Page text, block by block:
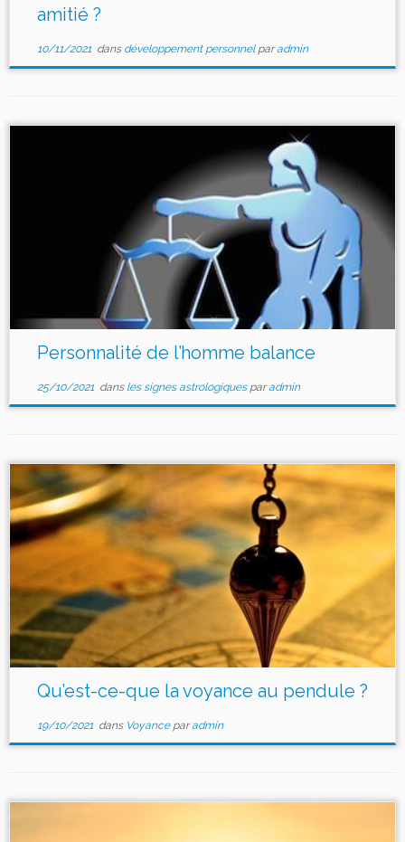
amitié ?
10/11/2021dans développement personnel paradmin
Personnalité de l’homme balance
25/10/2021dans les signes astrologiques paradmin
Qu’est-ce-que la voyance au pendule ?
19/10/2021dans Voyance paradmin